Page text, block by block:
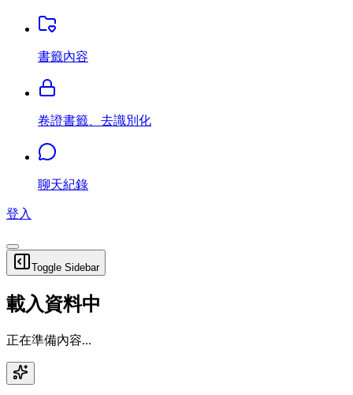
書籤內容
卷證書籤、去識別化
聊天紀錄
登入
Toggle Sidebar
載入資料中
正在準備內容...